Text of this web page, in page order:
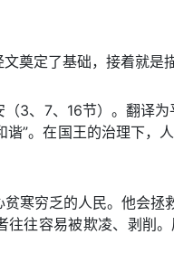
奠定了基础，接着就是
3、7、16节）。翻译
谐”。在国王的治理下
寒穷乏的人民。他会
往往容易被欺凌、剥削